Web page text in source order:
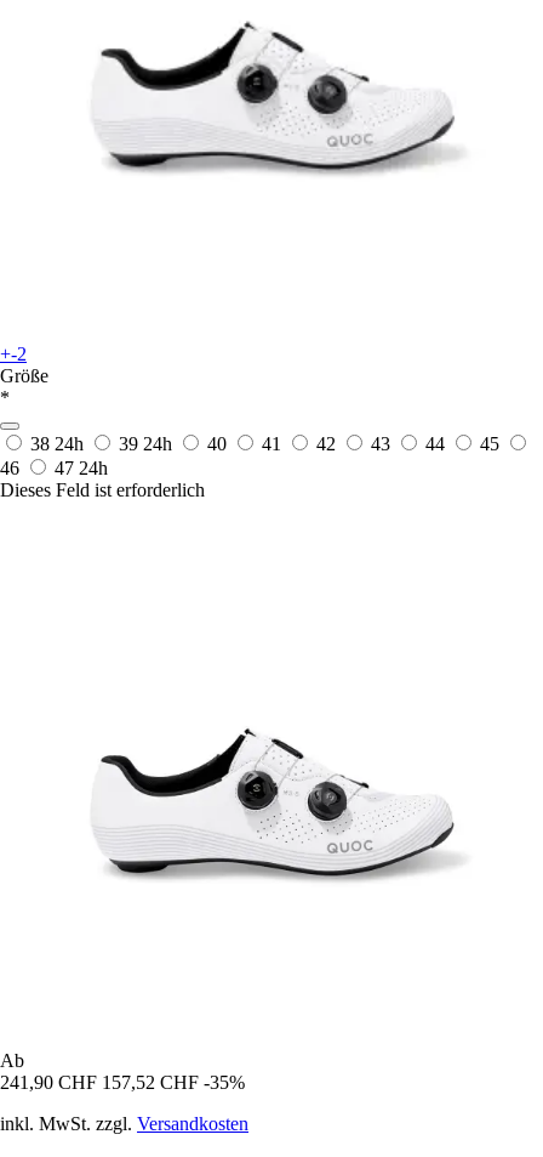
+-2
Größe
*
38 24h 39 24h 40 41 42 43 44
45
46
47 24h
Dieses Feld ist erforderlich
Ab
241,90 CHF 157,52 CHF -35%
inkl. MwSt. zzgl. Versandkosten